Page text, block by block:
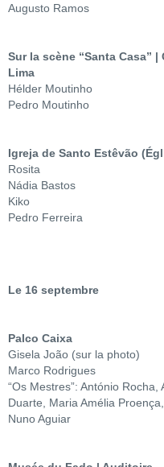
Augusto Ramos
Sur la scène “Santa Casa”
Lima
Hélder Moutinho
Pedro Moutinho
Igreja de Santo Estêvão
Rosita
Nádia Bastos
Kiko
Pedro Ferreira
Le 16 septembre
Palco Caixa
Gisela João (sur la photo)
Marco Rodrigues
“Os Mestres”: António
Duarte, Maria Amélia
Nuno Aguiar